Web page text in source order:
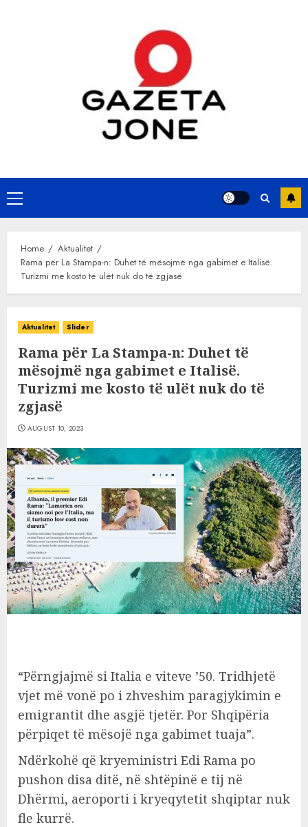
Primary
Menu
Home
Aktualitet
Rama për La Stampa-n: Duhet të mësojmë nga gabimet e Italisë.
Turizmi me kosto të ulët nuk do të zgjasë
Aktualitet Slider
Rama për La Stampa-n: Duhet të
mësojmë nga gabimet e Italisë.
Turizmi me kosto të ulët nuk do të
zgjasë
AUGUST 10, 2023
“Përngjajmë si Italia e viteve ’50. Tridhjetë
vjet më vonë po i zhveshim paragjykimin e
emigrantit dhe asgjë tjetër. Por Shqipëria
përpiqet të mësojë nga gabimet tuaja”.
Ndërkohë që kryeministri Edi Rama po
pushon disa ditë, në shtëpinë e tij në
Dhërmi, aeroporti i kryeqytetit shqiptar nuk
fle kurrë.